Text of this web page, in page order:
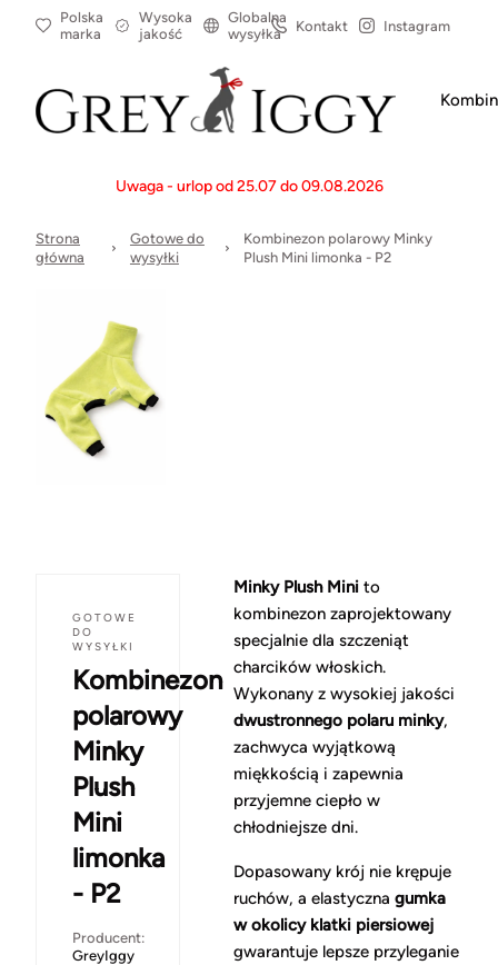
Polska
marka
Wysoka
jakość
Globalna
wysyłka
Kontakt Instagram
Uwaga - urlop od 25.07 do 09.08.2026
Strona
główna
Gotowe do
wysyłki
Kombinezon polarowy Minky
Plush Mini limonka - P2
GOTOWE
DO
WYSYŁKI
Kombinezon
polarowy
Minky
Plush
Mini
limonka
- P2
Producent:
GreyIggy
Minky Plush Minito
kombinezon zaprojektowany
specjalnie dla szczeniąt
charcików włoskich.
Wykonany z wysokiej jakości
dwustronnego polaru minky,
zachwyca wyjątkową
miękkością i zapewnia
przyjemne ciepło w
chłodniejsze dni.
Dopasowany krój nie krępuje
ruchów, a elastyczna gumka
w okolicy klatki piersiowej
gwarantuje lepsze przyleganie